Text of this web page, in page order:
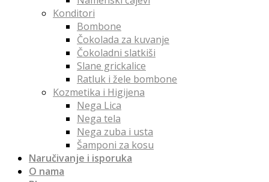
Konditori
Bombone
Čokolada za kuvanje
Čokoladni slatkiši
Slane grickalice
Ratluk i žele bombone
Kozmetika i Higijena
Nega Lica
Nega tela
Nega zuba i usta
Šamponi za kosu
Naručivanje i isporuka
O nama